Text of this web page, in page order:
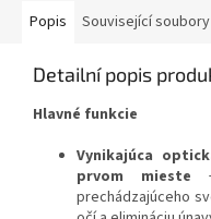
Popis Související soubory
Detailní popis
Hlavné funkcie
Vynikajúca
prvom mieste
prechádzajúceho